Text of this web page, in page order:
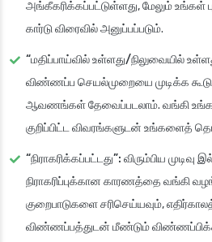
அங்கீகரிக்கப்பட்டுள்ளது, மேலும் உங்கள்
கார்டு விரைவில் அனுப்பப்படும்.
“மதிப்பாய்வில் உள்ளது/நிலுவையில்
விண்ணப்ப செயல்முறையை முடிக்க
ஆவணங்கள் தேவைப்படலாம். வங்கி
குறிப்பிட்ட விவரங்களுடன் உங்களைத்
“நிராகரிக்கப்பட்டது”: விரும்பிய
நிராகரிப்புக்கான காரணத்தை வங்கி
குறைபாடுகளை சரிசெய்யவும்,
விண்ணப்பத்துடன் மீண்டும்